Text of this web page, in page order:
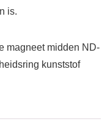
is.
magneet midden ND-
kunststof